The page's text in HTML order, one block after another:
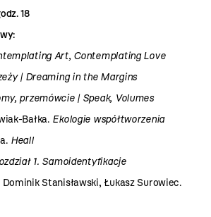
18
Art, Contemplating Love
| Dreaming in the Margins
przemówcie | Speak, Volumes
Bałka. Ekologie współtworzenia
Heall
1. Samoidentyfikacje
Stanisławski, Łukasz Surowiec.